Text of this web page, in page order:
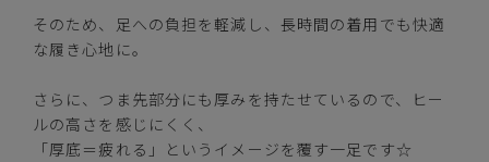
在庫切れ
L(24.0-24.5cm)
在庫切れ
そのため、足への負担を軽減し、長時間の着用でも快適
な履き心地に。
さらに、つま先部分にも厚みを持たせているので、ヒー
ルの高さを感じにくく、
「厚底＝疲れる」というイメージを覆す一足です☆